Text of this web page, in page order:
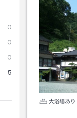
0
0
0
5
大浴場あり